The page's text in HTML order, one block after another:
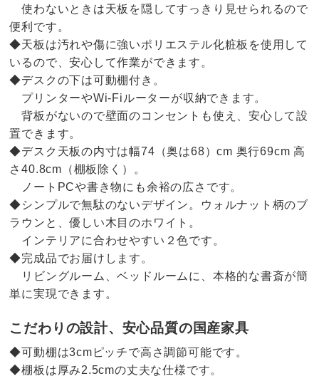
使わないときは天板を隠してすっきり見せられるので
便利です。
◆天板は汚れや傷に強いポリエステル化粧板を使用して
いるので、安心して作業ができます。
◆デスクの下は可動棚付き。
プリンターやWi-Fiルーターが収納できます。
背板がないので壁面のコンセントも使え、安心して設
置できます。
◆デスク天板の内寸は幅74（奥は68）cm 奥行69cm 高
さ40.8cm（棚板除く）。
ノートPCや書き物にも余裕の広さです。
◆シンプルで無駄のないデザイン。ウォルナット柄のブ
ラウンと、優しい木目のホワイト。
インテリアに合わせやすい２色です。
◆完成品でお届けします。
リビングルーム、ベッドルームに、本格的な書斎が簡
単に実現できます。
こだわりの設計、安心品質の国産家具
◆可動棚は3cmピッチで高さ調節可能です。
◆棚板は厚み2.5cmの丈夫な仕様です。